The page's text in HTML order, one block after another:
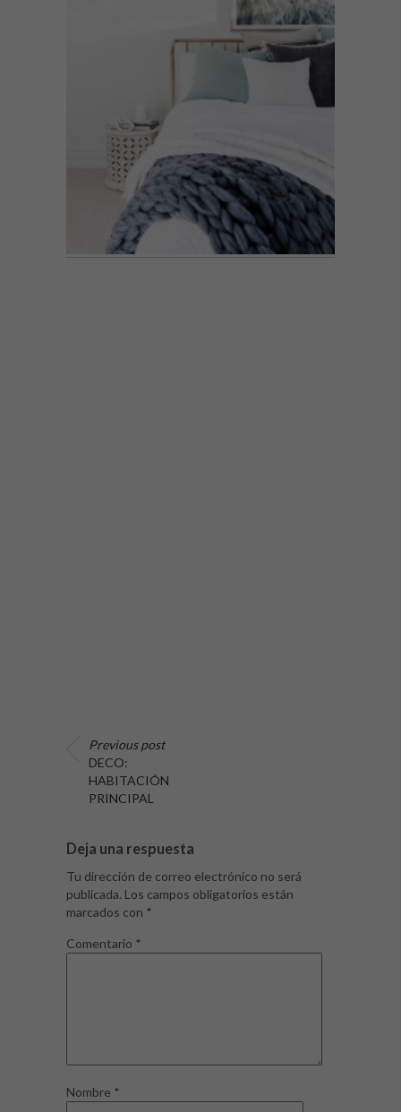
Previous post
DECO:
HABITACIÓN
PRINCIPAL
Deja una respuesta
Tu dirección de correo electrónico no será
publicada. Los campos obligatorios están
marcados con *
Comentario *
Nombre *